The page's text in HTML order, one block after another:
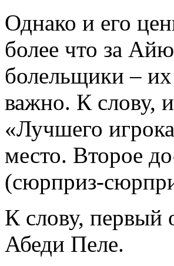
Однако и его
более что за
болельщики –
важно. К слову,
«Лучшего
место. Второе
(сюрприз-
К слову, первый
Абеди Пеле.